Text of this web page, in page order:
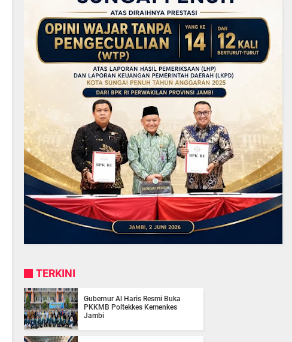
TERKINI
Gubernur Al Haris Resmi Buka
PKKMB Poltekkes Kemenkes
Jambi